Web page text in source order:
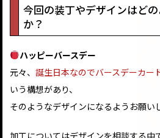
今回の装丁やデザインはど
か？
ハッピーバースデー
元々、 誕生日本なのでバースデーカー
いう構想があり、
そのようなデザインになるようお願い
加工についてはデザインを相談する中